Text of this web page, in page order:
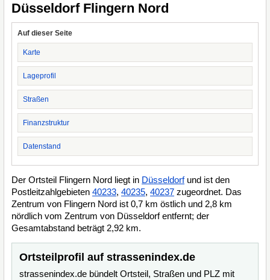
Düsseldorf Flingern Nord
Auf dieser Seite
Karte
Lageprofil
Straßen
Finanzstruktur
Datenstand
Der Ortsteil Flingern Nord liegt in Düsseldorfund ist den
Postleitzahlgebieten 40233, 40235, 40237 zugeordnet. Das
Zentrum von Flingern Nord ist 0,7 km östlich und 2,8 km
nördlich vom Zentrum von Düsseldorf entfernt; der
Gesamtabstand beträgt 2,92 km.
Ortsteilprofil auf strassenindex.de
strassenindex.de bündelt Ortsteil, Straßen und PLZ mit